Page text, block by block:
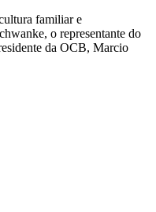
familiar e
o representante do
da OCB, Marcio